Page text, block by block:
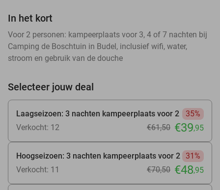
In het kort
Voor 2 personen: kampeerplaats voor 3, 4 of 7 nachten bij
Camping de Boschtuin in Budel, inclusief wifi, water,
stroom en gebruik van de douche
Selecteer jouw deal
Laagseizoen: 3 nachten kampeerplaats voor 2
35%
Verkocht: 12
€61,50 €39,95
Hoogseizoen: 3 nachten kampeerplaats voor 2
31%
Verkocht: 11
€70,50 €48,95